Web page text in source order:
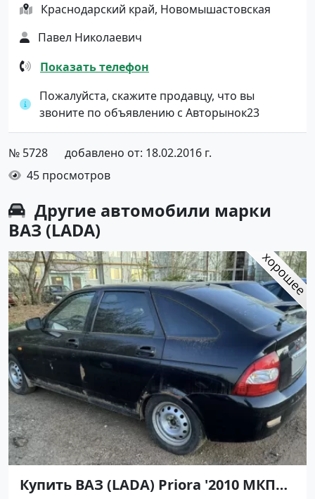
Краснодарский край, Новомышастовская
Павел Николаевич
Показать телефон
Пожалуйста, скажите продавцу, что вы
звоните по объявлению с Авторынок23
№ 5728
добавлено от: 18.02.2016 г.
45 просмотров
Другие автомобили марки
ВАЗ (LADA)
Купить ВАЗ (LADA) Priora '2010 МКПП